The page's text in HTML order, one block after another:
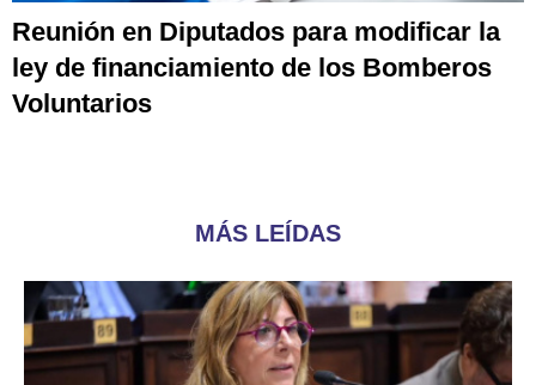
Reunión en Diputados para modificar la
ley de financiamiento de los Bomberos
Voluntarios
MÁS LEÍDAS